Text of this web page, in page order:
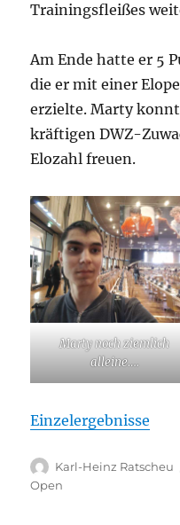
Trainingsfleißes
Am Ende hatte er 5
die er mit einer
erzielte. Marty
kräftigen DWZ-
Elozahl freuen.
Marty noch ziemlich
alleine….
Einzelergebnisse
Autor
Karl-Heinz Ratscheu
Open